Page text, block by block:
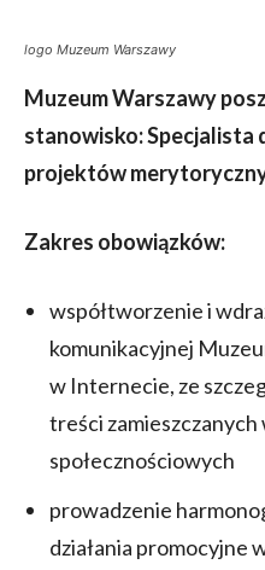
logo Muzeum Warszawy
Muzeum Warszawy
stanowisko: Specjalista
projektów
Zakres obowiązków:
współtworzenie i
komunikacyjnej
w Internecie, ze
treści zamieszczanych
społecznościowych
prowadzenie
działania promocyjne